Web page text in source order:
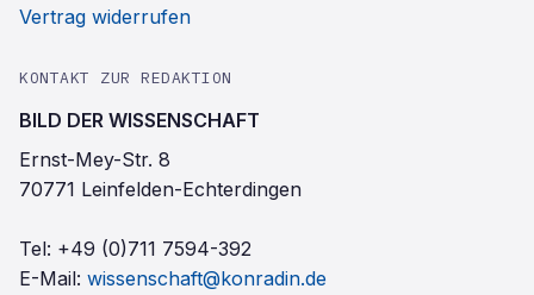
Vertrag widerrufen
KONTAKT ZUR REDAKTION
BILD DER WISSENSCHAFT
Ernst-Mey-Str. 8
70771 Leinfelden-Echterdingen
Tel: +49 (0)711 7594-392
E-Mail: wissenschaft@konradin.de